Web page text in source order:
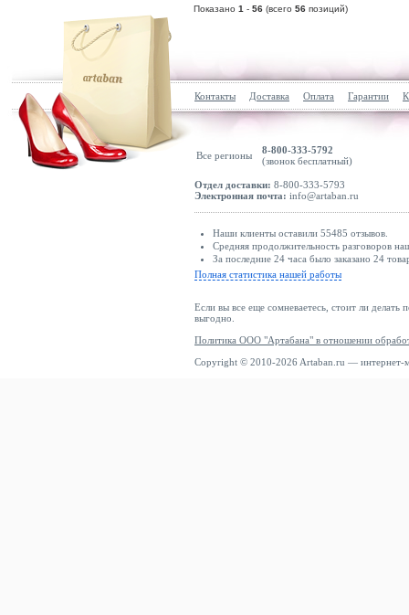
Показано 1 - 56 (всего 56 позиций)
Контакты Доставка Оплата Гарантии
Все регионы
8-800-333-5792
(звонок бесплатный)
Отдел доставки: 8-800-333-5793
Электронная почта: info@artaban.ru
Наши клиенты оставили 55485 отзывов.
Средняя продолжительность разговоров
За последние 24 часа было заказано 24
Полная статистика нашей работы
Если вы все еще сомневаетесь, стоит ли делать
выгодно.
Политика ООО "Артабана" в отношении
Copyright © 2010-2026 Artaban.ru — интернет-